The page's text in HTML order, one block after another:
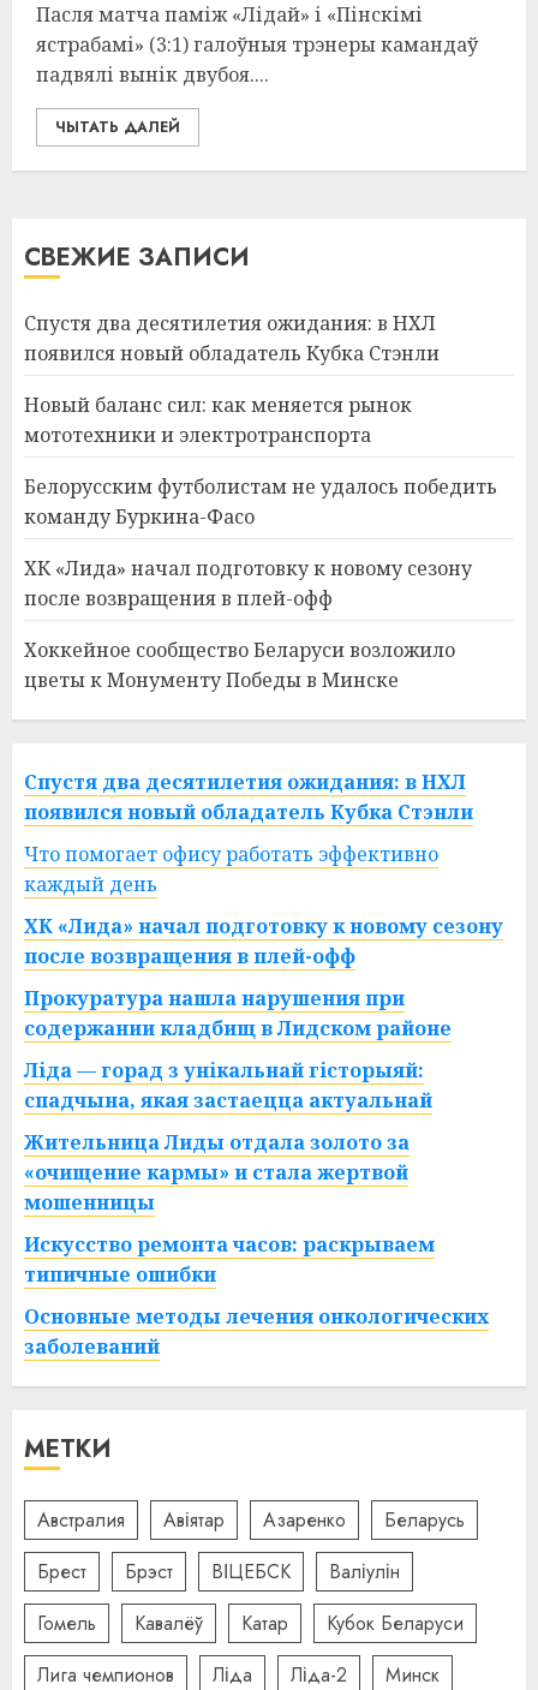
Пасля матча паміж «Лідай» і «Пінскімі
ястрабамі» (3:1) галоўныя трэнеры камандаў
падвялі вынік двубоя....
ЧЫТАТЬ ДАЛЕЙ
СВЕЖИЕ ЗАПИСИ
Спустя два десятилетия ожидания: в НХЛ
появился новый обладатель Кубка Стэнли
Новый баланс сил: как меняется рынок
мототехники и электротранспорта
Белорусским футболистам не удалось победить
команду Буркина-Фасо
ХК «Лида» начал подготовку к новому сезону
после возвращения в плей-офф
Хоккейное сообщество Беларуси возложило
цветы к Монументу Победы в Минске
Спустя два десятилетия ожидания: в НХЛ
появился новый обладатель Кубка Стэнли
Что помогает офису работать эффективно
каждый день
ХК «Лида» начал подготовку к новому сезону
после возвращения в плей-офф
Прокуратура нашла нарушения при
содержании кладбищ в Лидском районе
Ліда — горад з унікальнай гісторыяй:
спадчына, якая застаецца актуальнай
Жительница Лиды отдала золото за
«очищение кармы» и стала жертвой
мошенницы
Искусство ремонта часов: раскрываем
типичные ошибки
Основные методы лечения онкологических
заболеваний
МЕТКИ
Австралия Авіятар Азаренко
Беларусь
Брест
Брэст ВІЦЕБСК
Валіулін
Гомель
Кавалёў Катар
Кубок Беларуси
Лига чемпионов
Ліда Ліда-2
Минск